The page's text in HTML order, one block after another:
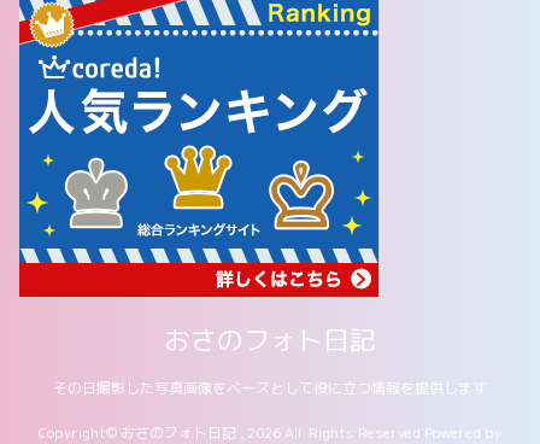
おさのフォト日記
その日撮影した写真画像をベースとして役に立つ情報を提供します
Copyright© おさのフォト日記 , 2026 All Rights Reserved Powered by